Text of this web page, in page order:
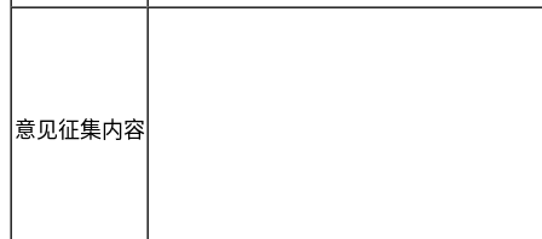
意见征集内容